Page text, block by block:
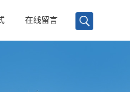
在线留言